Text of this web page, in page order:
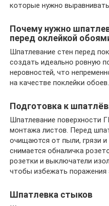
которые нужно
Почему нужно
перед оклейкой
Шпатлевание стен перед
создать идеально ровную
неровностей, что
на качестве поклейки обоев.
Подготовка к
Шпатлевание поверхности
монтажа листов. Перед
очищаются от пыли, грязи и
снимается обналичка
розетки и выключатели
чтобы избежать поражения
Шпатлевка стыков